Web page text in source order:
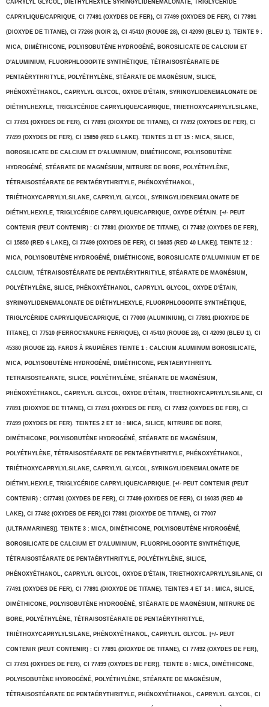
CAPRYLYL GLYCOL, DIÉTHYLHEXYLE SYRINGYLIDENEMALONATE, TRIGLYCÉRIDE
CAPRYLIQUE/CAPRIQUE, CI 77491 (OXYDES DE FER), CI 77499 (OXYDES DE FER), CI 77891
(DIOXYDE DE TITANE), CI 77266 (NOIR 2), CI 45410 (ROUGE 28), CI 42090 (BLEU 1). TEINTE 9 :
MICA, DIMÉTHICONE, POLYISOBUTÈNE HYDROGÉNÉ, BOROSILICATE DE CALCIUM ET
D'ALUMINIUM, FLUORPHLOGOPITE SYNTHÉTIQUE, TÉTRAISOSTÉARATE DE
PENTAÉRYTHRITYLE, POLYÉTHYLÈNE, STÉARATE DE MAGNÉSIUM, SILICE,
PHÉNOXYÉTHANOL, CAPRYLYL GLYCOL, OXYDE D'ÉTAIN, SYRINGYLIDENEMALONATE DE
DIÉTHYLHEXYLE, TRIGLYCÉRIDE CAPRYLIQUE/CAPRIQUE, TRIETHOXYCAPRYLYLSILANE,
CI 77491 (OXYDES DE FER), CI 77891 (DIOXYDE DE TITANE), CI 77492 (OXYDES DE FER), CI
77499 (OXYDES DE FER), CI 15850 (RED 6 LAKE). TEINTES 11 ET 15 : MICA, SILICE,
BOROSILICATE DE CALCIUM ET D'ALUMINIUM, DIMÉTHICONE, POLYISOBUTÈNE
HYDROGÉNÉ, STÉARATE DE MAGNÉSIUM, NITRURE DE BORE, POLYÉTHYLÈNE,
TÉTRAISOSTÉARATE DE PENTAÉRYTHRITYLE, PHÉNOXYÉTHANOL,
TRIÉTHOXYCAPRYLYLSILANE, CAPRYLYL GLYCOL, SYRINGYLIDENEMALONATE DE
DIÉTHYLHEXYLE, TRIGLYCÉRIDE CAPRYLIQUE/CAPRIQUE, OXYDE D'ÉTAIN. [+/- PEUT
CONTENIR (PEUT CONTENIR) : CI 77891 (DIOXYDE DE TITANE), CI 77492 (OXYDES DE FER),
CI 15850 (RED 6 LAKE), CI 77499 (OXYDES DE FER), CI 16035 (RED 40 LAKE)]. TEINTE 12 :
MICA, POLYISOBUTÈNE HYDROGÉNÉ, DIMÉTHICONE, BOROSILICATE D'ALUMINIUM ET DE
CALCIUM, TÉTRAISOSTÉARATE DE PENTAÉRYTHRITYLE, STÉARATE DE MAGNÉSIUM,
POLYÉTHYLÈNE, SILICE, PHÉNOXYÉTHANOL, CAPRYLYL GLYCOL, OXYDE D'ÉTAIN,
SYRINGYLIDENEMALONATE DE DIÉTHYLHEXYLE, FLUORPHLOGOPITE SYNTHÉTIQUE,
TRIGLYCÉRIDE CAPRYLIQUE/CAPRIQUE, CI 77000 (ALUMINIUM), CI 77891 (DIOXYDE DE
TITANE), CI 77510 (FERROCYANURE FERRIQUE), CI 45410 (ROUGE 28), CI 42090 (BLEU 1), CI
45380 (ROUGE 22). FARDS À PAUPIÈRES TEINTE 1 : CALCIUM ALUMINUM BOROSILICATE,
MICA, POLYISOBUTÈNE HYDROGÉNÉ, DIMÉTHICONE, PENTAERYTHRITYL
TETRAISOSTEARATE, SILICE, POLYÉTHYLÈNE, STÉARATE DE MAGNÉSIUM,
PHÉNOXYÉTHANOL, CAPRYLYL GLYCOL, OXYDE D'ÉTAIN, TRIETHOXYCAPRYLYLSILANE, CI
77891 (DIOXYDE DE TITANE), CI 77491 (OXYDES DE FER), CI 77492 (OXYDES DE FER), CI
77499 (OXYDES DE FER). TEINTES 2 ET 10 : MICA, SILICE, NITRURE DE BORE,
DIMÉTHICONE, POLYISOBUTÈNE HYDROGÉNÉ, STÉARATE DE MAGNÉSIUM,
POLYÉTHYLÈNE, TÉTRAISOSTÉARATE DE PENTAÉRYTHRITYLE, PHÉNOXYÉTHANOL,
TRIÉTHOXYCAPRYLYLSILANE, CAPRYLYL GLYCOL, SYRINGYLIDENEMALONATE DE
DIÉTHYLHEXYLE, TRIGLYCÉRIDE CAPRYLIQUE/CAPRIQUE. [+/- PEUT CONTENIR (PEUT
CONTENIR) : CI77491 (OXYDES DE FER), CI 77499 (OXYDES DE FER), CI 16035 (RED 40
LAKE), CI 77492 (OXYDES DE FER),[CI 77891 (DIOXYDE DE TITANE), CI 77007
(ULTRAMARINES)]. TEINTE 3 : MICA, DIMÉTHICONE, POLYISOBUTÈNE HYDROGÉNÉ,
BOROSILICATE DE CALCIUM ET D'ALUMINIUM, FLUORPHLOGOPITE SYNTHÉTIQUE,
TÉTRAISOSTÉARATE DE PENTAÉRYTHRITYLE, POLYÉTHYLÈNE, SILICE,
PHÉNOXYÉTHANOL, CAPRYLYL GLYCOL, OXYDE D'ÉTAIN, TRIETHOXYCAPRYLYLSILANE, CI
77491 (OXYDES DE FER), CI 77891 (DIOXYDE DE TITANE). TEINTES 4 ET 14 : MICA, SILICE,
DIMÉTHICONE, POLYISOBUTÈNE HYDROGÉNÉ, STÉARATE DE MAGNÉSIUM, NITRURE DE
BORE, POLYÉTHYLÈNE, TÉTRAISOSTÉARATE DE PENTAÉRYTHRITYLE,
TRIÉTHOXYCAPRYLYLSILANE, PHÉNOXYÉTHANOL, CAPRYLYL GLYCOL. [+/- PEUT
CONTENIR (PEUT CONTENIR) : CI 77891 (DIOXYDE DE TITANE), CI 77492 (OXYDES DE FER),
CI 77491 (OXYDES DE FER), CI 77499 (OXYDES DE FER)]. TEINTE 8 : MICA, DIMÉTHICONE,
POLYISOBUTÈNE HYDROGÉNÉ, POLYÉTHYLÈNE, STÉARATE DE MAGNÉSIUM,
TÉTRAISOSTÉARATE DE PENTAÉRYTHRITYLE, PHÉNOXYÉTHANOL, CAPRYLYL GLYCOL, CI